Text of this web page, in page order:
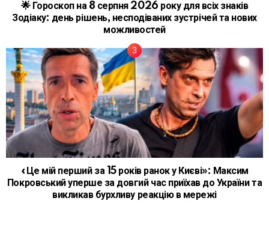
🌟 Гороскоп на 8 серпня 2026 року для всіх знаків
Зодіаку: день рішень, несподіваних зустрічей та нових
можливостей
«Це мій перший за 15 років ранок у Києві»: Максим
Покровський уперше за довгий час приїхав до України та
викликав бурхливу реакцію в мережі